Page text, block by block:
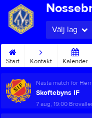
Välj lag
Start Kontakt Kalender
Nästa match för
Skoftebyns IF
7 aug, 19:00